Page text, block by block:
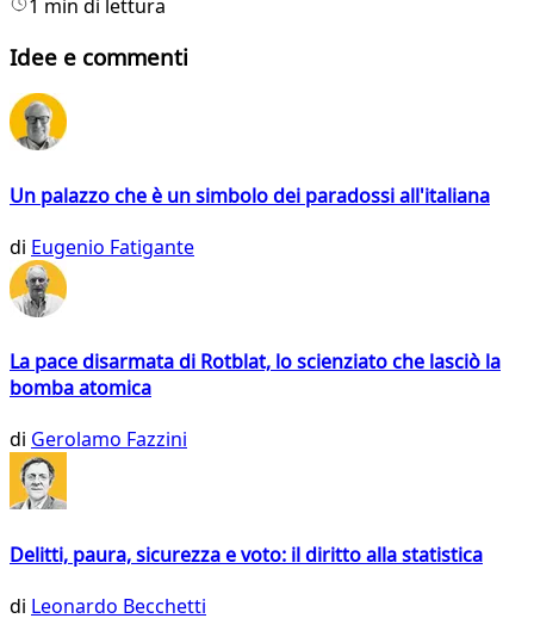
1 min di lettura
Idee e commenti
Un palazzo che è un simbolo dei paradossi all'italiana
di Eugenio Fatigante
La pace disarmata di Rotblat, lo scienziato che lasciò la
bomba atomica
di Gerolamo Fazzini
Delitti, paura, sicurezza e voto: il diritto alla statistica
di Leonardo Becchetti